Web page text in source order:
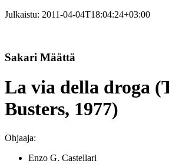
Julkaistu: 2011-04-04T18:04:24+03:00
Sakari Määttä
La via della droga
Busters, 1977)
Ohjaaja:
Enzo G. Castellari